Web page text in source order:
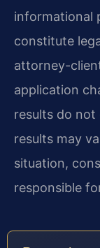
informational
constitute
attorney-
application
results do not
results may
situation,
responsible